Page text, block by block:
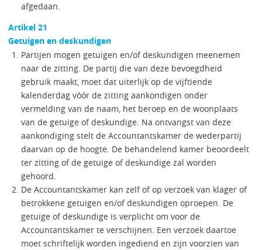
afgedaan.
Artikel 21
Getuigen en deskundigen
Partijen mogen getuigen en/of deskundigen meenemen
naar de zitting. De partij die van deze bevoegdheid
gebruik maakt, moet dat uiterlijk op de vijftiende
kalenderdag vóór de zitting aankondigen onder
vermelding van de naam, het beroep en de woonplaats
van de getuige of deskundige. Na ontvangst van deze
aankondiging stelt de Accountantskamer de wederpartij
daarvan op de hoogte. De behandelend kamer beoordeelt
ter zitting of de getuige of deskundige zal worden
gehoord.
De Accountantskamer kan zelf of op verzoek van klager of
betrokkene getuigen en/of deskundigen oproepen. De
getuige of deskundige is verplicht om voor de
Accountantskamer te verschijnen. Een verzoek daartoe
moet schriftelijk worden ingediend en zijn voorzien van